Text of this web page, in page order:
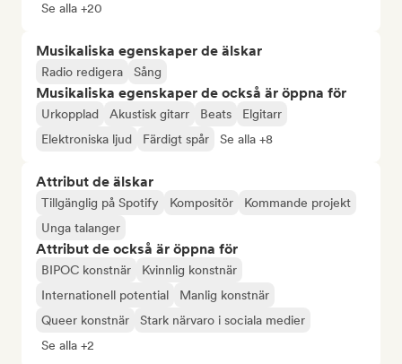
Se alla +20
Musikaliska egenskaper de älskar
Radio redigera Sång
Musikaliska egenskaper de också är öppna för
Urkopplad Akustisk gitarr Beats
Elgitarr
Elektroniska ljud
Färdigt spår Se alla +8
Attribut de älskar
Tillgänglig på Spotify Kompositör
Kommande projekt
Unga talanger
Attribut de också är öppna för
BIPOC konstnär
Kvinnlig konstnär
Internationell potential
Manlig konstnär
Queer konstnär
Stark närvaro i sociala medier
Se alla +2